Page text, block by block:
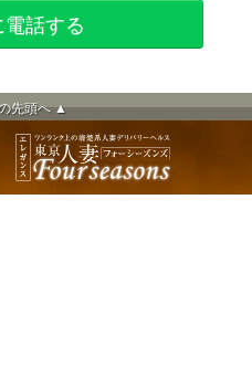
話する
先頭へ ▲